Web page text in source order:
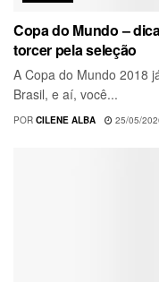
Copa do Mundo –
torcer pela seleção
A Copa do Mundo 2018
Brasil, e aí, você...
POR CILENE ALBA 25/05/